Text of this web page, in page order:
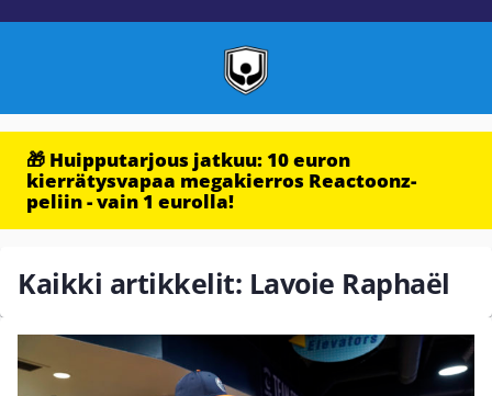
🎁 Huipputarjous jatkuu: 10 euron
kierrätysvapaa megakierros Reactoonz-
peliin - vain 1 eurolla!
Kaikki artikkelit: Lavoie Raphaël